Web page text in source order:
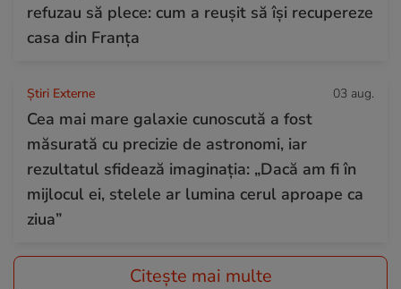
refuzau să plece: cum a reușit să își recupereze
casa din Franța
Știri Externe 03 aug.
Cea mai mare galaxie cunoscută a fost
măsurată cu precizie de astronomi, iar
rezultatul sfidează imaginația: „Dacă am fi în
mijlocul ei, stelele ar lumina cerul aproape ca
ziua”
Citește mai multe